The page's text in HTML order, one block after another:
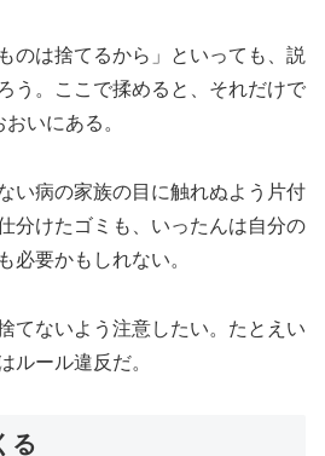
のは捨てるから」といっても、説
う。ここで揉めると、それだけで
いにある。
い病の家族の目に触れぬよう片付
分けたゴミも、いったんは自分の
必要かもしれない。
てないよう注意したい。たとえい
ルール違反だ。
る